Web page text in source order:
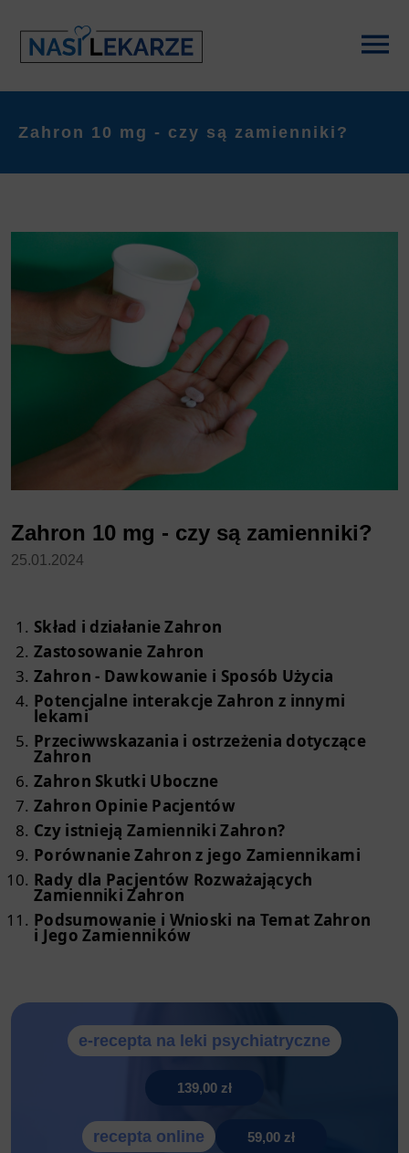
Zahron 10 mg - czy są zamienniki?
Zahron 10 mg - czy są zamienniki?
25.01.2024
Skład i działanie Zahron
Zastosowanie Zahron
Zahron - Dawkowanie i Sposób Użycia
Potencjalne interakcje Zahron z innymi
lekami
Przeciwwskazania i ostrzeżenia dotyczące
Zahron
Zahron Skutki Uboczne
Zahron Opinie Pacjentów
Czy istnieją Zamienniki Zahron?
Porównanie Zahron z jego Zamiennikami
Rady dla Pacjentów Rozważających
Zamienniki Zahron
Podsumowanie i Wnioski na Temat Zahron
i Jego Zamienników
e-recepta na leki psychiatryczne
139,00 zł
recepta online 59,00 zł